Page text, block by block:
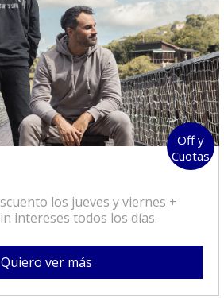
Off y
Cuotas
los jueves y viernes +
intereses todos los días.
Quiero ver más